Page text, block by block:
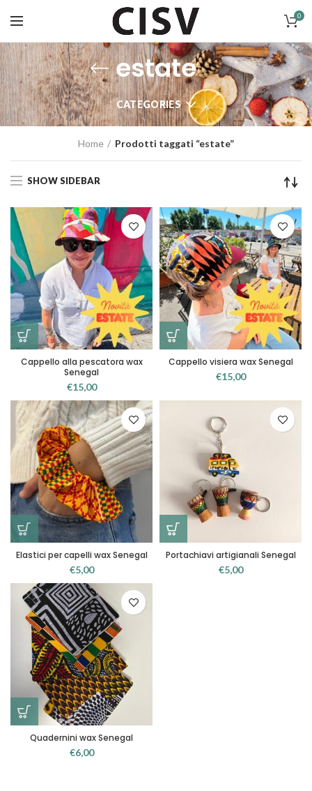
0
estate
CATEGORIES
Home Prodotti taggati “estate”
SHOW SIDEBAR
Cappello alla pescatora wax
Senegal
€15,00
Cappello visiera wax Senegal
€15,00
Elastici per capelli wax Senegal
€5,00
Portachiavi artigianali Senegal
€5,00
Quadernini wax Senegal
€6,00